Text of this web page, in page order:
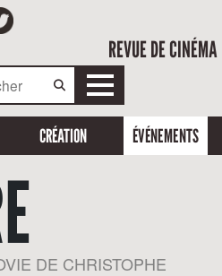
REVUE DE CINÉMA
CRÉATION ÉVÉNEMENTS
DE CHRISTOPHE